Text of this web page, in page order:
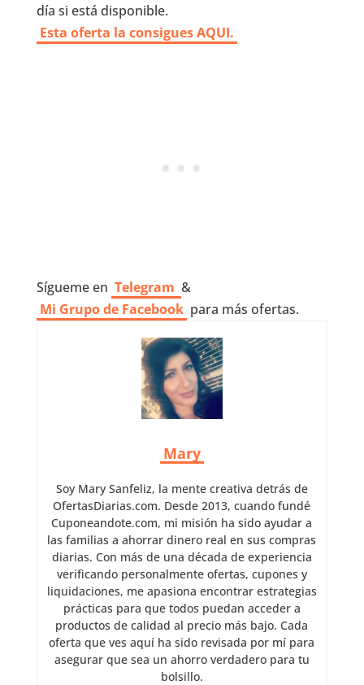
día si está disponible.
Esta oferta la consigues AQUI.
Sígueme en Telegram &
Mi Grupo de Facebook para más ofertas.
Mary
Soy Mary Sanfeliz, la mente creativa detrás de
OfertasDiarias.com. Desde 2013, cuando fundé
Cuponeandote.com, mi misión ha sido ayudar a
las familias a ahorrar dinero real en sus compras
diarias. Con más de una década de experiencia
verificando personalmente ofertas, cupones y
liquidaciones, me apasiona encontrar estrategias
prácticas para que todos puedan acceder a
productos de calidad al precio más bajo. Cada
oferta que ves aquí ha sido revisada por mí para
asegurar que sea un ahorro verdadero para tu
bolsillo.